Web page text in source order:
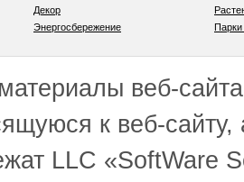
Декор
Энергосбережение
веб-
к веб-
LLC